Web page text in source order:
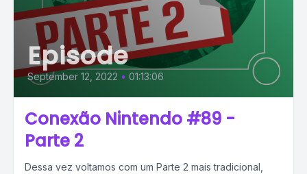
Episode
September 12, 2022 • 01:13:06
Conexão Nintendo #89 -
Parte 2
Dessa vez voltamos com um Parte 2 mais tradicional,